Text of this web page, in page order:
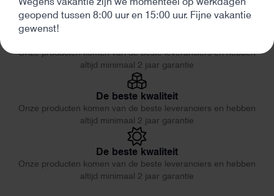
altijd minimaal 2 jaar garantie
Onze producten komen van de beste leveranciers en hebben
altijd minimaal 2 jaar garantie
De beste kwaliteit
Onze producten komen van de beste leveranciers en hebben
altijd minimaal 2 jaar garantie
De beste kwaliteit
Onze producten komen van de beste leveranciers en hebben
altijd minimaal 2 jaar garantie
geopend tussen 8:00 uur en 15:00 uur. Fijne vakantie
gewenst!